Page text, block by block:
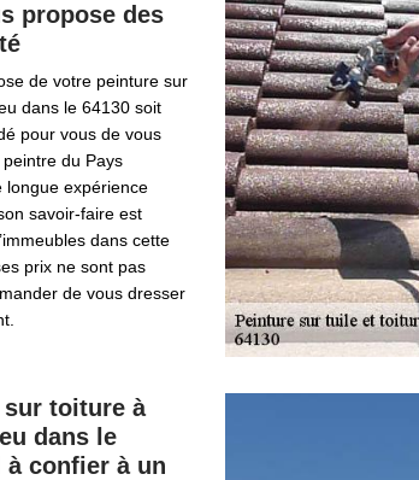
propose des
de votre peinture sur
dans le 64130 soit
pour vous de vous
du Pays
longue expérience
savoir-faire est
dans cette
prix ne sont pas
de vous dresser
sur toiture à
dans le
à confier à un